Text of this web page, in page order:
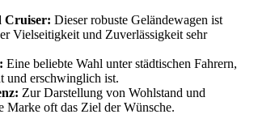
Cruiser: Dieser robuste Geländewagen ist
Vielseitigkeit und Zuverlässigkeit sehr
Eine beliebte Wahl unter städtischen Fahrern,
und erschwinglich ist.
Zur Darstellung von Wohlstand und
Marke oft das Ziel der Wünsche.